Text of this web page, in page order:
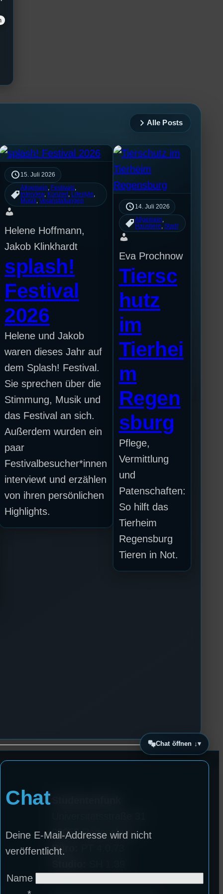
Alle Posts
15. Juli 2026
Allgemein Festivals
Interview, Konzert Lifestyle
Musik , Veranstaltungen
Helene Hoffmann,
Jakob Klinkhardt
splash!
Festival
2026
Helene und Jakob
waren dieses Jahr auf
dem Splash! Festival.
Sie sprechen über die
Stimmung, Musik und
das Festival an sich.
Außerdem wurden ein
paar
Festivalbesucher*innen
interviewt und erzählen
von ihren persönlichen
Highlights.
14. Juli 2026
Allgemein
Haustiere Stadt
Eva Prochnow
Tiersc
hutz
im
Tierhei
m
Regen
sburg
Pflege,
Vermittlung
und
Patenschaften:
So hilft das
Tierheim
Regensburg
Tieren in Not.
93053 Regensburg
Büro:
Chat öffnen ↓
Chat
Deine E-Mail-Addresse wird nicht
veröffentlicht.
Name